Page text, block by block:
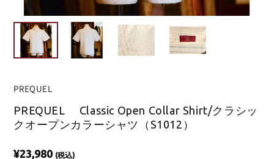
PREQUEL
PREQUEL Classic Open Collar Shirt/クラシッ
クオープンカラーシャツ（S1012）
¥23,980 (税込)